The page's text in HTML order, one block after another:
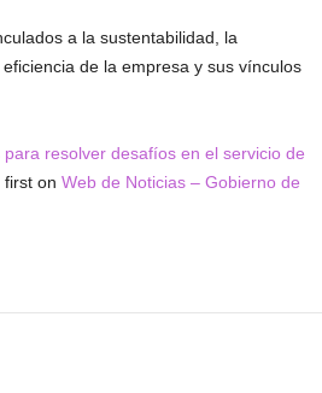
a la sustentabilidad, la
de la empresa y sus vínculos
resolver desafíos en el servicio de
on Web de Noticias – Gobierno de